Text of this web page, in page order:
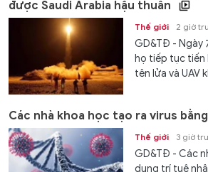
được Saudi Arabia hậu thuẫn
Thế giới 2 giờ
GD&TĐ - Ngày
họ tiếp tục tiến
tên lửa và UAV
Các nhà khoa học tạo ra virus
Thế giới 3 giờ
GD&TĐ - Các
dụng trí tuệ